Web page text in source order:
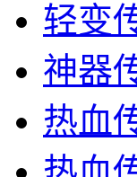
轻变
神器
热血